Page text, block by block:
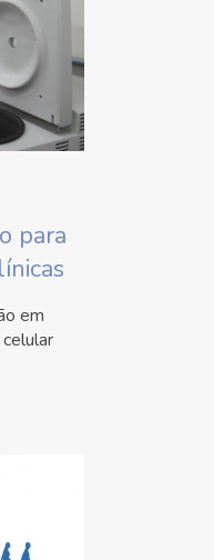
para
em